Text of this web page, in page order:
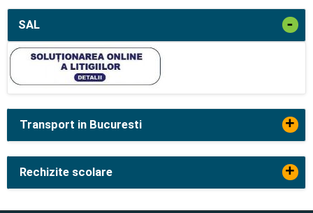
SAL -
Transport in Bucuresti +
Rechizite scolare +